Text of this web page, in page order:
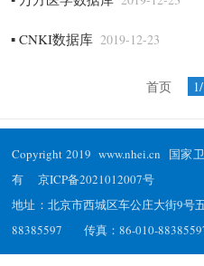
▪ CNKI数据库 2019-12-23
首页
Copyright 2019 www.nhei.cn 国家
有京ICP备2021012007号
地址：北京市西城区车公庄大街9
88385597 传真：86-010-